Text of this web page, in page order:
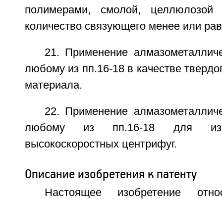
полимерами, смолой,
количество связующего менее или
21. Применение
любому из пп.16-18 в качестве
материала.
22. Применение
любому из пп.16-18 для
высокоскоростных центрифуг.
Описание изобретения к патенту
Настоящее изобретение